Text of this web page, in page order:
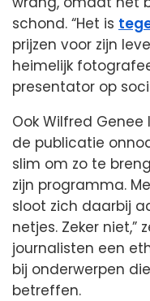
schond. “Het is
prijzen voor zijn
heimelijk
presentator op
Ook Wilfred Genee
de publicatie
slim om zo te
zijn programma.
sloot zich daarbij
netjes. Zeker niet,”
journalisten een
bij onderwerpen
betreffen.